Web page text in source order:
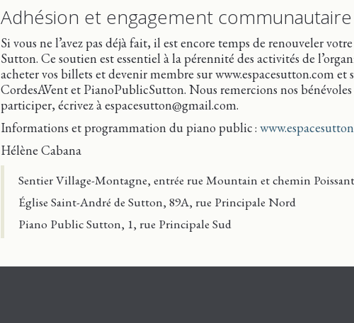
Adhésion et engagement communautaire
Si vous ne l’avez pas déjà fait, il est encore temps de renouveler
Sutton. Ce soutien est essentiel à la pérennité des activités de
acheter vos billets et devenir membre sur www.espacesutton.com et
CordesAVent et PianoPublicSutton. Nous remercions nos
participer, écrivez à espacesutton@gmail.com.
Informations et programmation du piano public :
Hélène Cabana
Sentier Village-Montagne, entrée rue Mountain et chemin Poissant
Église Saint-André de Sutton, 89A, rue Principale Nord
Piano Public Sutton, 1, rue Principale Sud